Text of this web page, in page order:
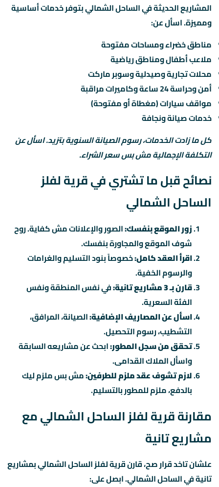
المشاريع الحديثة في الساحل الشمالي بتوفر خدمات أساسية
ومميزة. اسأل عن:
مناطق خضراء ومساحات مفتوحة
ملاعب أطفال ومناطق رياضية
محلات تجارية وصيدلية وسوبر ماركت
أمن وحراسة 24 ساعة وكاميرات مراقبة
مواقف سيارات (مغطاة أو مفتوحة)
خدمات صيانة ونجافة
كل ما زادت الخدمات، رسوم الصيانة السنوية بتزيد. اسأل عن
التكلفة الإجمالية مش بس سعر الشراء.
نصائح قبل ما تشتري في قرية لفلز
الساحل الشمالي
زور الموقع بنفسك:الصور والإعلانات مش كفاية. روح
شوف الموقع والمجاورة بنفسك.
اقرأ العقد كامل:خصوصاً بنود التسليم والغرامات
والرسوم الخفية.
قارن بـ 3 مشاريع تانية:
في نفس المنطقة ونفس
الفئة السعرية.
اسأل عن المصاريف الإضافية:الصيانة، المرافق،
التشطيب، رسوم التحصيل.
تحقق من سجل المطور:ابحث عن مشاريعه السابقة
واسأل الملاك القدامى.
لازم تشوف عقد ملزم للطرفين:مش بس ملزم ليك
بالدفع، ملزم للمطور بالتسليم.
مقارنة قرية لفلز الساحل الشمالي مع
مشاريع تانية
علشان تاخد قرار صح، قارن قرية لفلز الساحل الشمالي بمشاريع
تانية في الساحل الشمالي. ابصل على: